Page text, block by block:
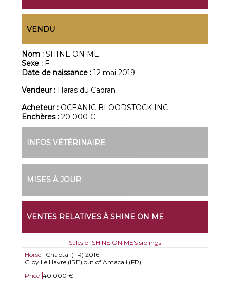
VENDU
Nom :SHINE ON ME
Sexe : F.
Date de naissance :12 mai 2019
Vendeur : Haras du Cadran
Acheteur : OCEANIC BLOODSTOCK INC
Enchères :20 000 €
INFOS VÉTÉRINAIRE
MISES À JOUR
VENTES RELATIVES À SHINE ON ME
Sales of SHINE ON ME's siblings
Horse
Chaptal (FR) 2016
G by Le Havre (IRE) out of Amacali (FR)
Price 40.000 €